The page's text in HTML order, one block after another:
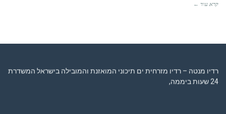
קרא עוד ←
רדיו מנטה – רדיו מזרחית ים תיכוני המואזנת והמובילה בישראל המשדרת
24 שעות ביממה,